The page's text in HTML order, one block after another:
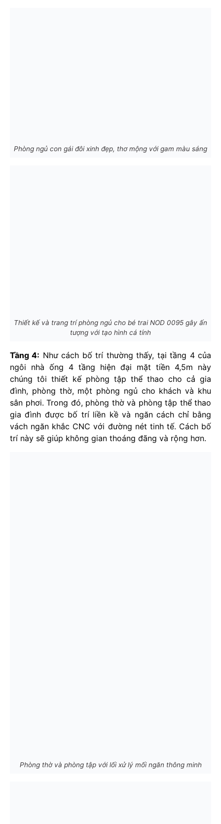
Phòng ngủ con gái đôi xinh đẹp, thơ mộng với gam màu sáng
Thiết kế và trang trí phòng ngủ cho bé trai NOD 0095 gây ấn
tượng với tạo hình cá tính
Tầng 4: Như cách bố trí thường thấy, tại tầng 4 của
ngôi nhà ống 4 tầng hiện đại mặt tiền 4,5m này
chúng tôi thiết kế phòng tập thể thao cho cả gia
đình, phòng thờ, một phòng ngủ cho khách và khu
sân phơi. Trong đó, phòng thờ và phòng tập thể thao
gia đình được bố trí liền kề và ngăn cách chỉ bằng
vách ngăn khắc CNC với đường nét tinh tế. Cách bố
trí này sẽ giúp không gian thoáng đãng và rộng hơn.
Phòng thờ và phòng tập với lối xử lý mối ngăn thông minh